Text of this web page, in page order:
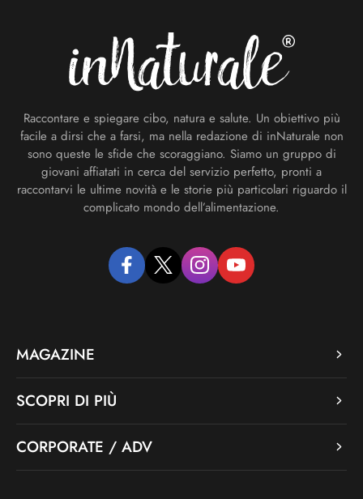
Raccontare e spiegare cibo, natura e salute. Un obiettivo più
facile a dirsi che a farsi, ma nella redazione di inNaturale non
sono queste le sfide che scoraggiano. Siamo un gruppo di
giovani affiatati in cerca del servizio perfetto, pronti a
raccontarvi le ultime novità e le storie più particolari riguardo il
complicato mondo dell’alimentazione.
facebooktwitter instagramyoutube
MAGAZINE
SCOPRI DI PIÙ
CORPORATE / ADV